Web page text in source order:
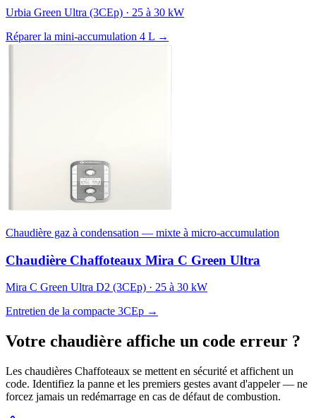
Urbia Green Ultra (3CEp) · 25 à 30 kW
Réparer la mini-accumulation 4 L →
Chaudière gaz à condensation — mixte à micro-accumulation
Chaudière Chaffoteaux Mira C Green Ultra
Mira C Green Ultra D2 (3CEp) · 25 à 30 kW
Entretien de la compacte 3CEp →
Votre chaudière affiche un code erreur ?
Les chaudières Chaffoteaux se mettent en sécurité et affichent un
code. Identifiez la panne et les premiers gestes avant d'appeler — ne
forcez jamais un redémarrage en cas de défaut de combustion.